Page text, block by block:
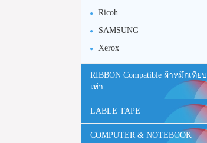
Ricoh
SAMSUNG
Xerox
RIBBON Compatible ผ้าหมึกเทียบ
เท่า
LABLE TAPE
COMPUTER & NOTEBOOK